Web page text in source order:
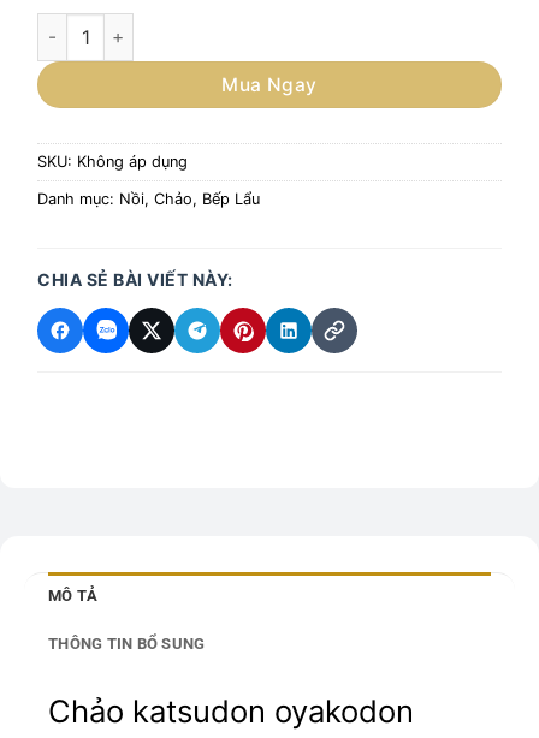
￼Chảo katsudon oyakodon phong cách Nhật Bản số lượng
Mua Ngay
SKU: Không áp dụng
Danh mục: Nồi, Chảo, Bếp Lẩu
CHIA SẺ BÀI VIẾT NÀY:
MÔ TẢ
THÔNG TIN BỔ SUNG
Chảo katsudon oyakodon